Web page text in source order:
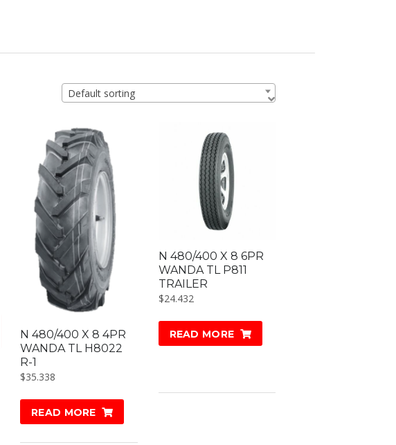
Default sorting
N 480/400 X 8 4PR
WANDA TL H8022
R-1
$35.338
READ MORE
N 480/400 X 8 6PR
WANDA TL P811
TRAILER
$24.432
READ MORE